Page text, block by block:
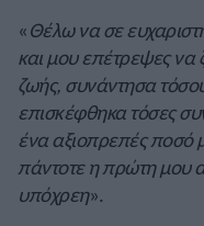
«Θέλω να σε
και μου επέτρεψες
ζωής, συνάντησα
επισκέφθηκα τόσες
ένα αξιοπρεπές ποσό
πάντοτε η πρώτη μου
υπόχρεη».